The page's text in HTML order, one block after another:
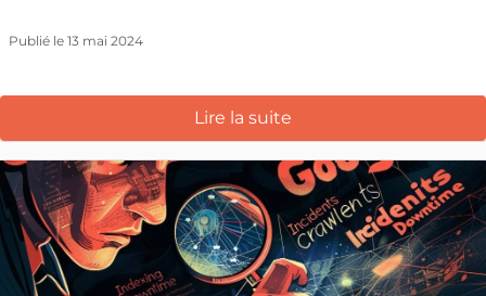
Publié le 13 mai 2024
Lire la suite